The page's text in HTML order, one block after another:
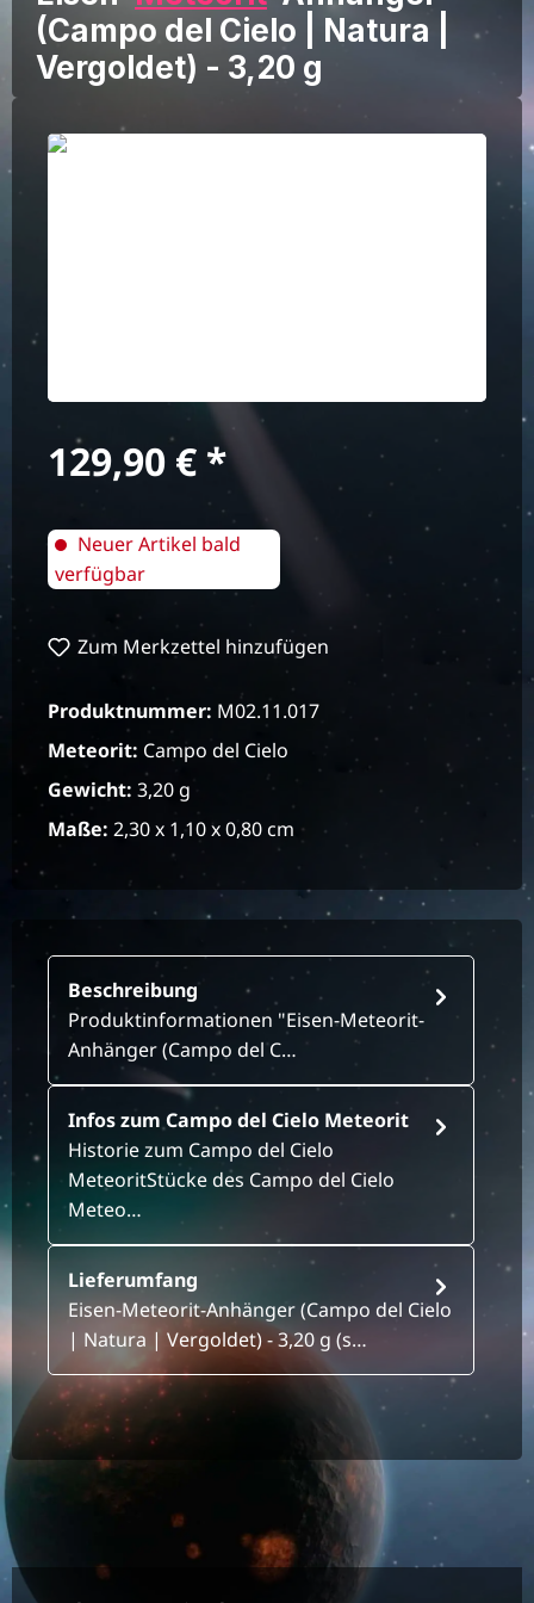
(Campo del Cielo | Natura |
Vergoldet) - 3,20 g
Bildergalerie überspringen
Regulärer Preis:
129,90 €
Neuer Artikel bald
verfügbar
Zum Merkzettel hinzufügen
Produktnummer: M02.11.017
Meteorit: Campo del Cielo
Gewicht: 3,20 g
Maße: 2,30 x 1,10 x 0,80 cm
Beschreibung
Produktinformationen "Eisen-Meteorit-
Anhänger (Campo del C…
Infos zum Campo del Cielo Meteorit
Historie zum Campo del Cielo
MeteoritStücke des Campo del Cielo
Meteo…
Lieferumfang
Eisen-Meteorit-Anhänger (Campo del Cielo
| Natura | Vergoldet) - 3,20 g (s…